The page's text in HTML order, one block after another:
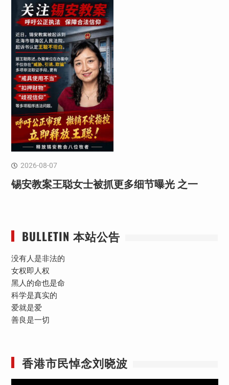
2026-08-07
锡安教案王聪女士被抓更多细节曝光 之一
BULLETIN 本站公告
没有人是非法的
女权即人权
黑人的命也是命
科学是真实的
爱就是爱
善良是一切
香港市民悼念刘晓波